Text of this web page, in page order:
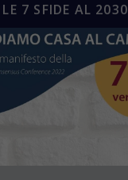
LE 7 SFIDE AL 2030